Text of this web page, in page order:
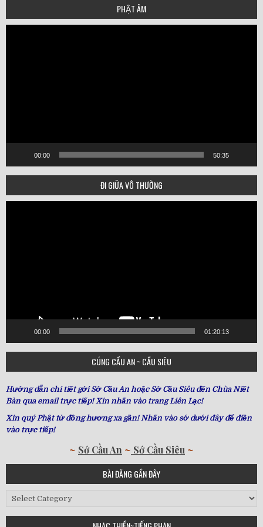
PHẬT ÂM
00:00 50:35
ĐI GIỮA VÔ THƯỜNG
00:00 01:20:13
CÚNG CẦU AN ~ CẦU SIÊU
Hướng dẫn chi tiết gởi Sớ Cầu An hoặc Sớ Cầu Siêu đến Chùa Niết
Bàn qua email trực tiếp! Xin nhấn vào trang Liên Lạc!
Xin quý Phật tử đồng hương xa gần! Nhấn vào sớ dưới đây để điền
vào trực tiếp!
~ Sớ Cầu An ~ Sớ Cầu Siêu ~
BÀI ĐĂNG GẦN ĐÂY
Bài
Gần